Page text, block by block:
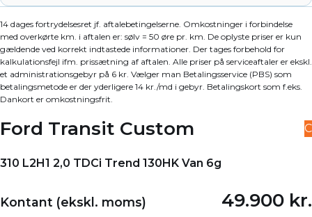
14 dages fortrydelsesret jf. aftalebetingelserne. Omkostninger i forbindelse
med overkørte km. i aftalen er: sølv = 50 øre pr. km. De oplyste priser er kun
gældende ved korrekt indtastede informationer. Der tages forbehold for
kalkulationsfejl ifm. prissætning af aftalen. Alle priser på serviceaftaler er ekskl.
et administrationsgebyr på 6 kr. Vælger man Betalingsservice (PBS) som
betalingsmetode er der yderligere 14 kr./md i gebyr. Betalingskort som f.eks.
Dankort er omkostningsfrit.
Ford Transit Custom
310 L2H1 2,0 TDCi Trend 130HK Van 6g
C
Kontant (ekskl. moms) 49.900 kr.